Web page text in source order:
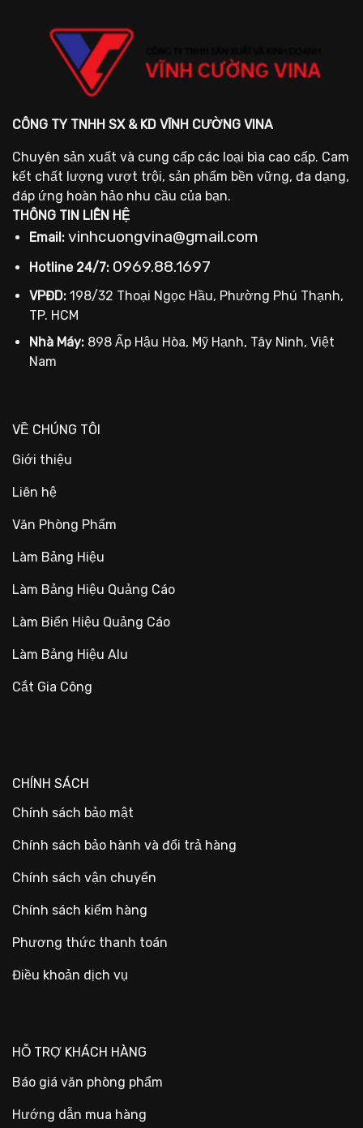
CÔNG TY TNHH SX & KD VĨNH CƯỜNG VINA
Chuyên sản xuất và cung cấp các loại bìa cao cấp. Cam
kết chất lượng vượt trội, sản phẩm bền vững, đa dạng,
đáp ứng hoàn hảo nhu cầu của bạn.
THÔNG TIN LIÊN HỆ
Email: vinhcuongvina@gmail.com
Hotline 24/7: 0969.88.1697
VPĐD: 198/32 Thoại Ngọc Hầu, Phường Phú Thạnh,
TP. HCM
Nhà Máy: 898 Ấp Hậu Hòa, Mỹ Hạnh, Tây Ninh, Việt
Nam
VỀ CHÚNG TÔI
Giới thiệu
Liên hệ
Văn Phòng Phẩm
Làm Bảng Hiệu
Làm Bảng Hiệu Quảng Cáo
Làm Biển Hiệu Quảng Cáo
Làm Bảng Hiệu Alu
Cắt Gia Công
CHÍNH SÁCH
Chính sách bảo mật
Chính sách bảo hành và đổi trả hàng
Chính sách vận chuyển
Chính sách kiểm hàng
Phương thức thanh toán
Điều khoản dịch vụ
HỖ TRỢ KHÁCH HÀNG
Báo giá văn phòng phẩm
Hướng dẫn mua hàng